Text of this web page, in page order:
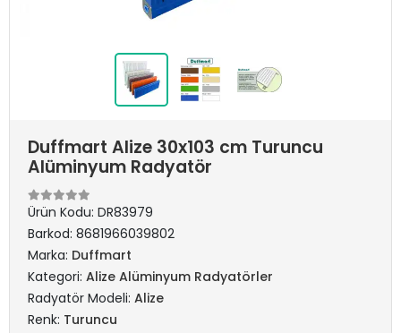
Duffmart Alize 30x103 cm Turuncu
Alüminyum Radyatör
Ürün Kodu: DR83979
Barkod: 8681966039802
Marka: Duffmart
Kategori: Alize Alüminyum Radyatörler
Radyatör Modeli: Alize
Renk: Turuncu